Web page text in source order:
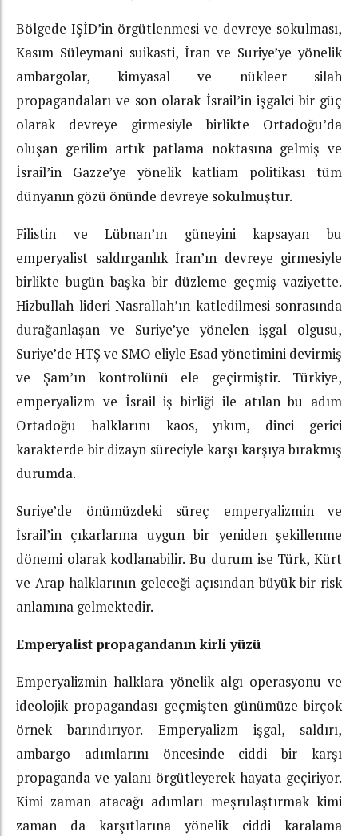
Bölgede IŞİD’in örgütlenmesi ve devreye sokulması,
Kasım Süleymani suikasti, İran ve Suriye’ye yönelik
ambargolar, kimyasal ve nükleer silah
propagandaları ve son olarak İsrail’in işgalci bir güç
olarak devreye girmesiyle birlikte Ortadoğu’da
oluşan gerilim artık patlama noktasına gelmiş ve
İsrail’in Gazze’ye yönelik katliam politikası tüm
dünyanın gözü önünde devreye sokulmuştur.
Filistin ve Lübnan’ın güneyini kapsayan bu
emperyalist saldırganlık İran’ın devreye girmesiyle
birlikte bugün başka bir düzleme geçmiş vaziyette.
Hizbullah lideri Nasrallah’ın katledilmesi sonrasında
durağanlaşan ve Suriye’ye yönelen işgal olgusu,
Suriye’de HTŞ ve SMO eliyle Esad yönetimini devirmiş
ve Şam’ın kontrolünü ele geçirmiştir. Türkiye,
emperyalizm ve İsrail iş birliği ile atılan bu adım
Ortadoğu halklarını kaos, yıkım, dinci gerici
karakterde bir dizayn süreciyle karşı karşıya bırakmış
durumda.
Suriye’de önümüzdeki süreç emperyalizmin ve
İsrail’in çıkarlarına uygun bir yeniden şekillenme
dönemi olarak kodlanabilir. Bu durum ise Türk, Kürt
ve Arap halklarının geleceği açısından büyük bir risk
anlamına gelmektedir.
Emperyalist propagandanın kirli yüzü
Emperyalizmin halklara yönelik algı operasyonu ve
ideolojik propagandası geçmişten günümüze birçok
örnek barındırıyor. Emperyalizm işgal, saldırı,
ambargo adımlarını öncesinde ciddi bir karşı
propaganda ve yalanı örgütleyerek hayata geçiriyor.
Kimi zaman atacağı adımları meşrulaştırmak kimi
zaman da karşıtlarına yönelik ciddi karalama